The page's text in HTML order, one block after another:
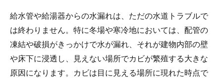
給水管や給湯器からの水漏れは、ただの水道トラブルで
は終わりません。特に冬場や寒冷地においては、配管の
凍結や破損がきっかけで水が漏れ、それが建物内部の壁
や床下に浸透し、見えない場所でカビが繁殖する大きな
原因になります。カビは目に見える場所に現れた時点で